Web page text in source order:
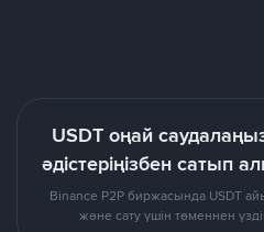
USDT оңай
әдістеріңізбен сатып
Binance P2P биржасында USDT
және сату үшін төменнен